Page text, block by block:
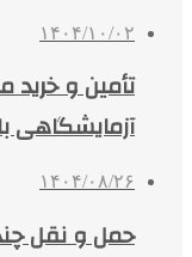
۱۴۰۴/۱۰/۰۲
تأمین و
آزمایشگاهی
۱۴۰۴/۰۸/۲۶
حمل و نقل